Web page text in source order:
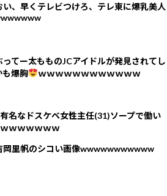
い、早くテレビつけろ、テレ東に爆乳美人
ってー太もものJCアイドルが発見されてし
も爆胸
ｗｗｗｗｗｗｗｗｗｗｗｗ
名なドスケベ女性主任(31)ソープで働い
ｗｗｗｗｗｗ
岡里帆のシコい画像wwwwwwwwwww